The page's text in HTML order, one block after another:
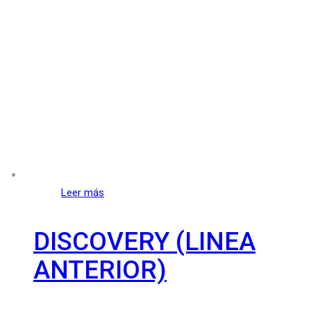
Leer más
DISCOVERY (LINEA
ANTERIOR)